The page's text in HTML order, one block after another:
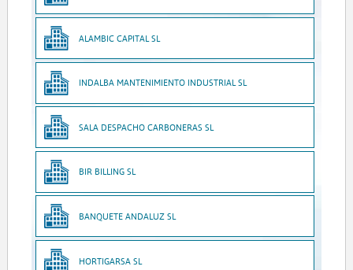
ALAMBIC CAPITAL SL
INDALBA MANTENIMIENTO INDUSTRIAL SL
SALA DESPACHO CARBONERAS SL
BIR BILLING SL
BANQUETE ANDALUZ SL
HORTIGARSA SL